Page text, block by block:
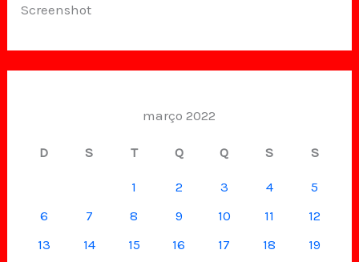
Screenshot
março 2022
D S T Q Q S S
1 2 3 4
5
6
7 8 9 10 11
12
13
14 15 16 17 18
19